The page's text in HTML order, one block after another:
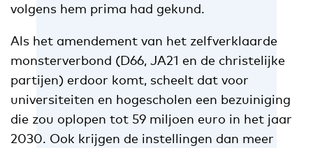
volgens hem prima had gekund.
Als het amendement van het zelfverklaarde
monsterverbond (D66, JA21 en de christelijke
partijen) erdoor komt, scheelt dat voor
universiteiten en hogescholen een bezuiniging
die zou oplopen tot 59 miljoen euro in het jaar
2030. Ook krijgen de instellingen dan meer